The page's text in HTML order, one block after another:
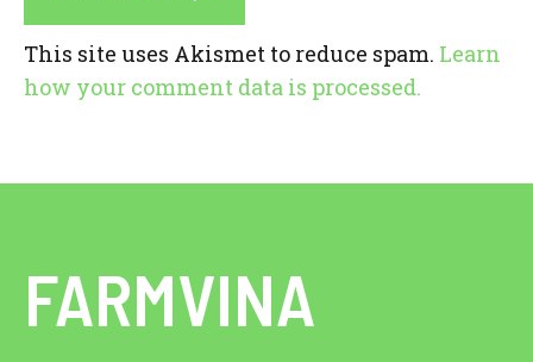
This site uses Akismet to reduce spam. Learn
how your comment data is processed.
FARMVINA